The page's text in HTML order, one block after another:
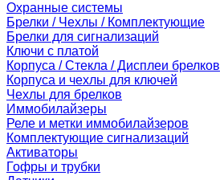
Охранные системы
Брелки / Чехлы / Комплектующие
Брелки для сигнализаций
Ключи с платой
Корпуса / Стекла / Дисплеи брелков
Корпуса и чехлы для ключей
Чехлы для брелков
Иммобилайзеры
Реле и метки иммобилайзеров
Комплектующие сигнализаций
Активаторы
Гофры и трубки